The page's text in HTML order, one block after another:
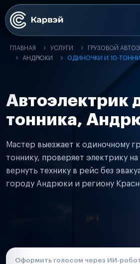
ГЛАВНАЯ УСЛУГИ
ГРУЗОВОЙ
АНДРЮКИ
ОДИНОЧКИ И 10-
Автоэлектрик
тонника,
Мастер выезжает к одиночному
тоннику, проверяет электрику
вернуть технику в рейс без
городу Андрюки и региону
Оформить голосом через ИИ-